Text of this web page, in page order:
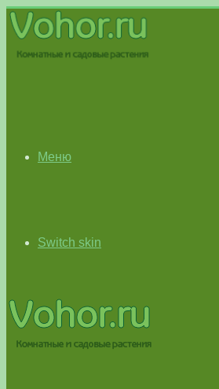
Меню
Switch skin